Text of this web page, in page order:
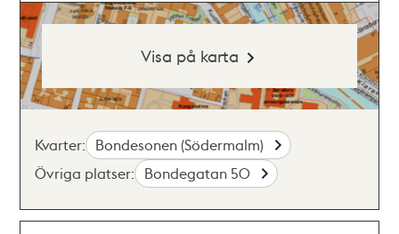
Visa på karta
Kvarter: Bondesonen (Södermalm)
Övriga platser: Bondegatan 50